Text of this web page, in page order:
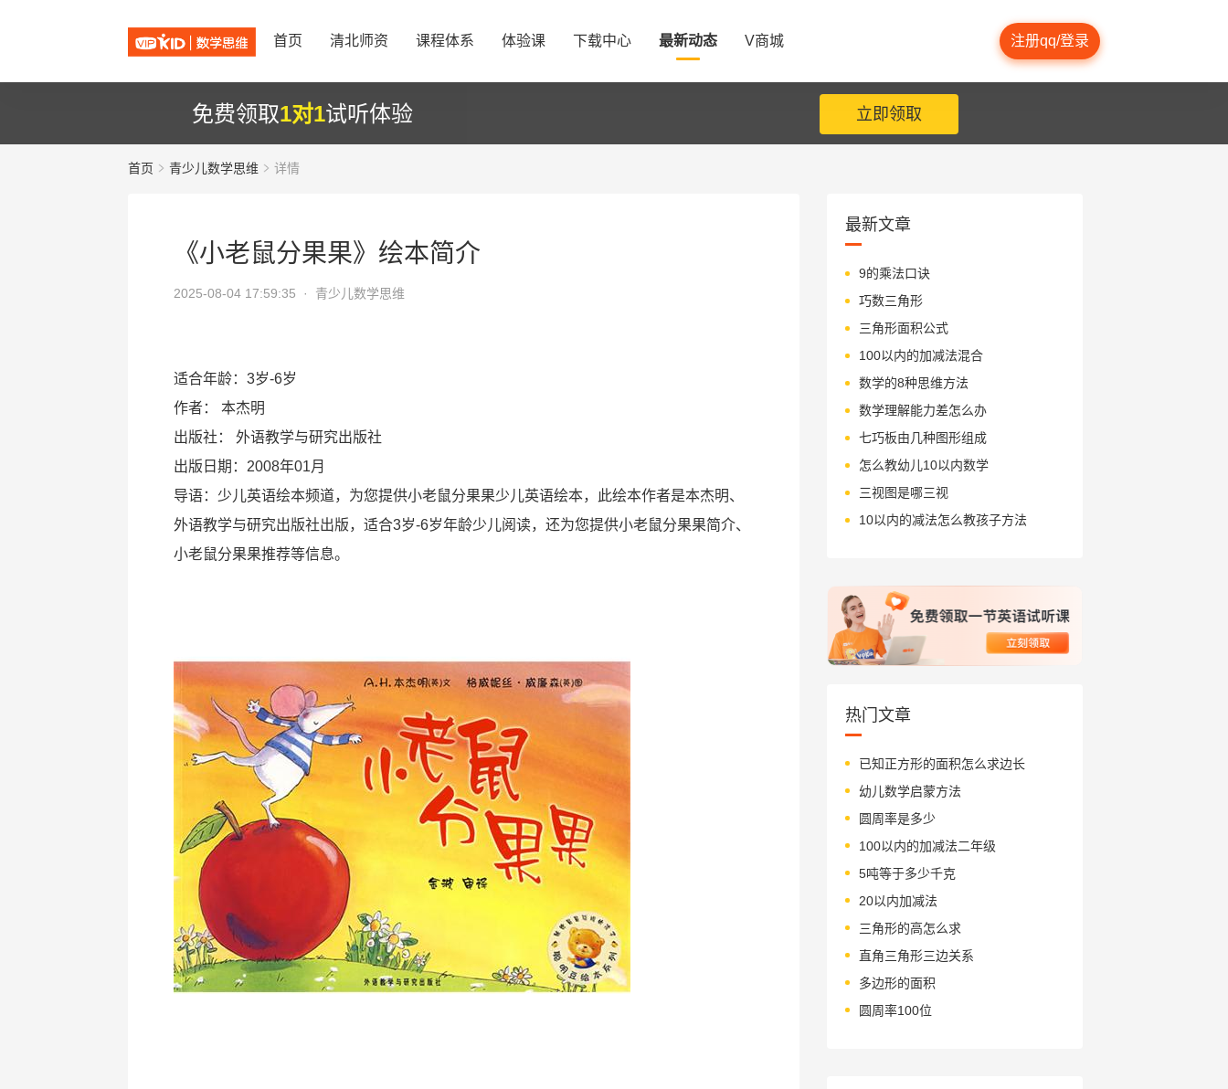
首页 清北师资 课程体系 体验课 下载中心 最新动态 V商城 注册qq/登录
免费领取1对1试听体验 立即领取
首页 青少儿数学思维 详情
《小老鼠分果果》绘本简介
2025-08-04 17:59:35 · 青少儿数学思维
适合年龄：3岁-6岁
作者：
本杰明
出版社：
外语教学与研究出版社
出版日期：2008年01月
导语：少儿英语绘本频道，为您提供小老鼠分果果少儿英语绘本，此绘本作者是本杰明、
外语教学与研究出版社出版，适合3岁-6岁年龄少儿阅读，还为您提供小老鼠分果果简介、
小老鼠分果果推荐等信息。
最新文章
9的乘法口诀
巧数三角形
三角形面积公式
100以内的加减法混合
数学的8种思维方法
数学理解能力差怎么办
七巧板由几种图形组成
怎么教幼儿10以内数学
三视图是哪三视
10以内的减法怎么教孩子方法
热门文章
已知正方形的面积怎么求边长
幼儿数学启蒙方法
圆周率是多少
100以内的加减法二年级
5吨等于多少千克
20以内加减法
三角形的高怎么求
直角三角形三边关系
多边形的面积
圆周率100位